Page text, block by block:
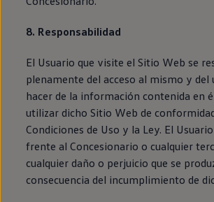
8. Responsabilidad
El Usuario que visite el Sitio Web se
plenamente del acceso al mismo y del
hacer de la información contenida en
utilizar dicho Sitio Web de
Condiciones de Uso y la Ley. El
frente al Concesionario o cualquier
cualquier daño o perjuicio que se
consecuencia del incumplimiento de